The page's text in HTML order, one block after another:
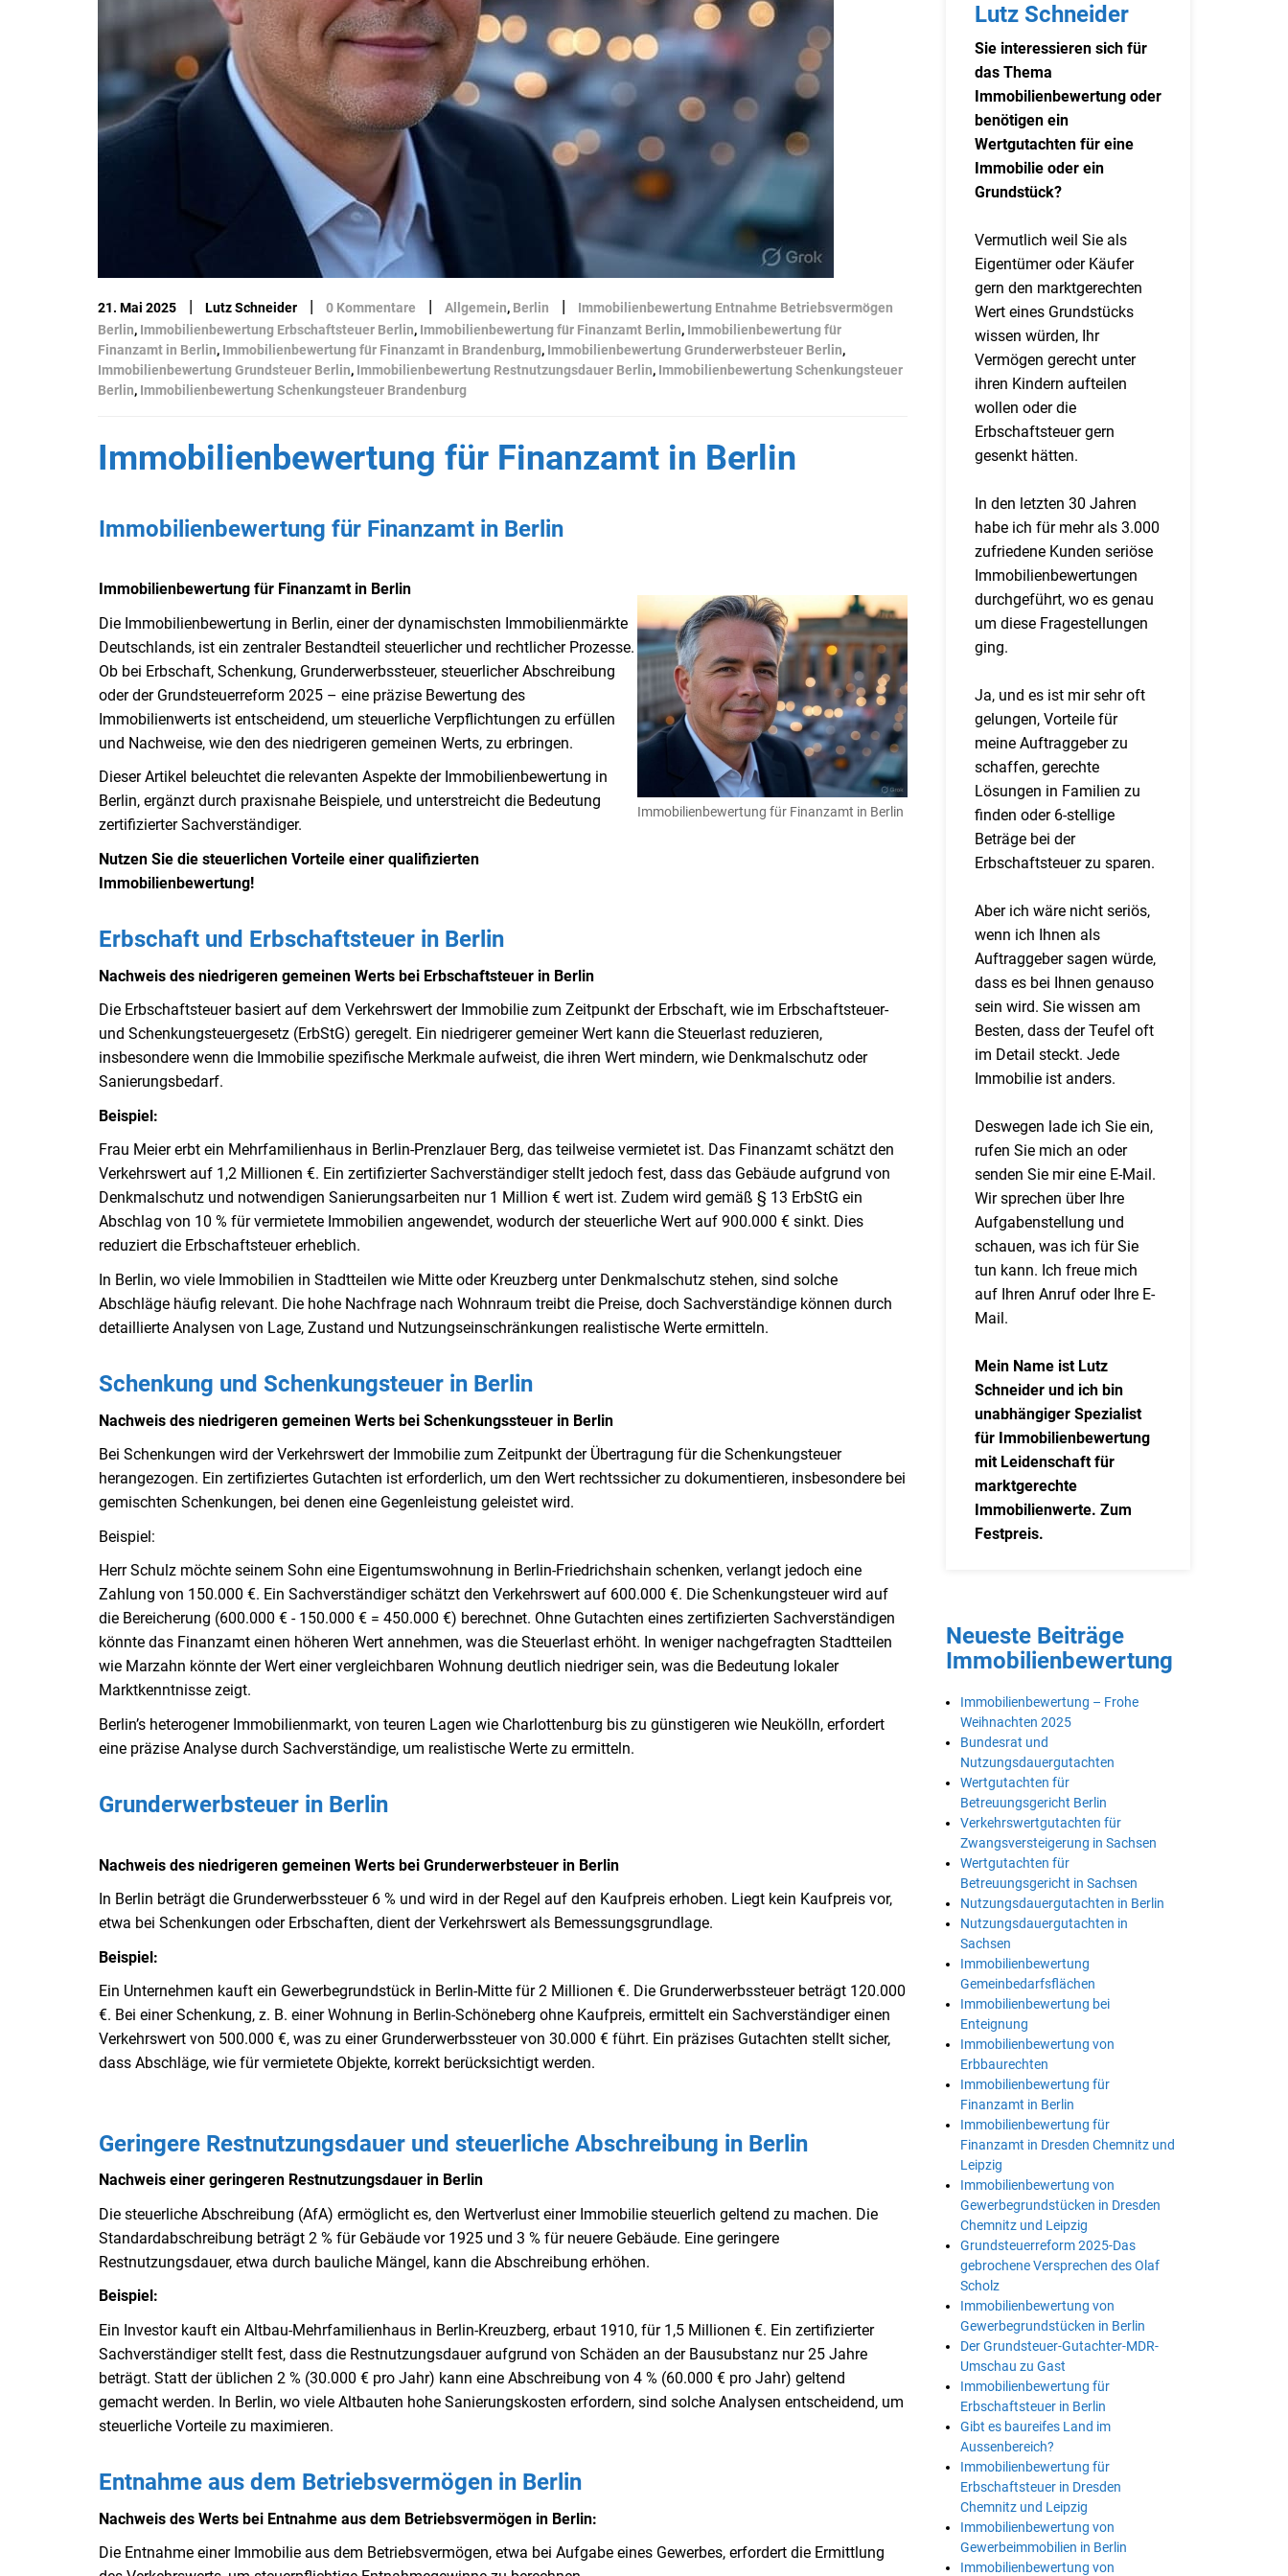
21. Mai 2025 | Lutz Schneider | 0 Kommentare | Allgemein, Berlin |
Immobilienbewertung Entnahme Betriebsvermögen
Berlin, Immobilienbewertung Erbschaftsteuer Berlin, Immobilienbewertung für Finanzamt Berlin, Immobilienbewertung für
Finanzamt in Berlin, Immobilienbewertung für Finanzamt in Brandenburg, Immobilienbewertung Grunderwerbsteuer Berlin,
Immobilienbewertung Grundsteuer Berlin, Immobilienbewertung Restnutzungsdauer Berlin, Immobilienbewertung Schenkungsteuer
Berlin, Immobilienbewertung Schenkungsteuer Brandenburg
Immobilienbewertung für Finanzamt in Berlin
Immobilienbewertung für Finanzamt in Berlin
Immobilienbewertung für Finanzamt in Berlin
Die Immobilienbewertung in Berlin, einer der dynamischsten Immobilienmärkte
Deutschlands, ist ein zentraler Bestandteil steuerlicher und rechtlicher Prozesse.
Ob bei Erbschaft, Schenkung, Grunderwerbssteuer, steuerlicher Abschreibung
oder der Grundsteuerreform 2025 – eine präzise Bewertung des
Immobilienwerts ist entscheidend, um steuerliche Verpflichtungen zu erfüllen
und Nachweise, wie den des niedrigeren gemeinen Werts, zu erbringen.
Dieser Artikel beleuchtet die relevanten Aspekte der Immobilienbewertung in
Berlin, ergänzt durch praxisnahe Beispiele, und unterstreicht die Bedeutung
zertifizierter Sachverständiger.
Nutzen Sie die steuerlichen Vorteile einer qualifizierten
Immobilienbewertung!
Immobilienbewertung für Finanzamt in Berlin
Erbschaft und Erbschaftsteuer in Berlin
Nachweis des niedrigeren gemeinen Werts bei Erbschaftsteuer in Berlin
Die Erbschaftsteuer basiert auf dem Verkehrswert der Immobilie zum Zeitpunkt der Erbschaft, wie im Erbschaftsteuer-
und Schenkungsteuergesetz (ErbStG) geregelt. Ein niedrigerer gemeiner Wert kann die Steuerlast reduzieren,
insbesondere wenn die Immobilie spezifische Merkmale aufweist, die ihren Wert mindern, wie Denkmalschutz oder
Sanierungsbedarf.
Beispiel:
Frau Meier erbt ein Mehrfamilienhaus in Berlin-Prenzlauer Berg, das teilweise vermietet ist. Das Finanzamt schätzt den
Verkehrswert auf 1,2 Millionen €. Ein zertifizierter Sachverständiger stellt jedoch fest, dass das Gebäude aufgrund von
Denkmalschutz und notwendigen Sanierungsarbeiten nur 1 Million € wert ist. Zudem wird gemäß § 13 ErbStG ein
Abschlag von 10 % für vermietete Immobilien angewendet, wodurch der steuerliche Wert auf 900.000 € sinkt. Dies
reduziert die Erbschaftsteuer erheblich.
In Berlin, wo viele Immobilien in Stadtteilen wie Mitte oder Kreuzberg unter Denkmalschutz stehen, sind solche
Abschläge häufig relevant. Die hohe Nachfrage nach Wohnraum treibt die Preise, doch Sachverständige können durch
detaillierte Analysen von Lage, Zustand und Nutzungseinschränkungen realistische Werte ermitteln.
Schenkung und Schenkungsteuer in Berlin
Nachweis des niedrigeren gemeinen Werts bei Schenkungssteuer in Berlin
Bei Schenkungen wird der Verkehrswert der Immobilie zum Zeitpunkt der Übertragung für die Schenkungsteuer
herangezogen. Ein zertifiziertes Gutachten ist erforderlich, um den Wert rechtssicher zu dokumentieren, insbesondere bei
gemischten Schenkungen, bei denen eine Gegenleistung geleistet wird.
Beispiel:
Herr Schulz möchte seinem Sohn eine Eigentumswohnung in Berlin-Friedrichshain schenken, verlangt jedoch eine
Zahlung von 150.000 €. Ein Sachverständiger schätzt den Verkehrswert auf 600.000 €. Die Schenkungsteuer wird auf
die Bereicherung (600.000 € - 150.000 € = 450.000 €) berechnet. Ohne Gutachten eines zertifizierten Sachverständigen
könnte das Finanzamt einen höheren Wert annehmen, was die Steuerlast erhöht. In weniger nachgefragten Stadtteilen
wie Marzahn könnte der Wert einer vergleichbaren Wohnung deutlich niedriger sein, was die Bedeutung lokaler
Marktkenntnisse zeigt.
Berlin’s heterogener Immobilienmarkt, von teuren Lagen wie Charlottenburg bis zu günstigeren wie Neukölln, erfordert
eine präzise Analyse durch Sachverständige, um realistische Werte zu ermitteln.
Grunderwerbsteuer in Berlin
Nachweis des niedrigeren gemeinen Werts bei Grunderwerbsteuer in Berlin
In Berlin beträgt die Grunderwerbssteuer 6 % und wird in der Regel auf den Kaufpreis erhoben. Liegt kein Kaufpreis vor,
etwa bei Schenkungen oder Erbschaften, dient der Verkehrswert als Bemessungsgrundlage.
Beispiel:
Ein Unternehmen kauft ein Gewerbegrundstück in Berlin-Mitte für 2 Millionen €. Die Grunderwerbssteuer beträgt 120.000
€. Bei einer Schenkung, z. B. einer Wohnung in Berlin-Schöneberg ohne Kaufpreis, ermittelt ein Sachverständiger einen
Verkehrswert von 500.000 €, was zu einer Grunderwerbssteuer von 30.000 € führt. Ein präzises Gutachten stellt sicher,
dass Abschläge, wie für vermietete Objekte, korrekt berücksichtigt werden.
Geringere Restnutzungsdauer und steuerliche Abschreibung in Berlin
Nachweis einer geringeren Restnutzungsdauer in Berlin
Die steuerliche Abschreibung (AfA) ermöglicht es, den Wertverlust einer Immobilie steuerlich geltend zu machen. Die
Standardabschreibung beträgt 2 % für Gebäude vor 1925 und 3 % für neuere Gebäude. Eine geringere
Restnutzungsdauer, etwa durch bauliche Mängel, kann die Abschreibung erhöhen.
Beispiel:
Ein Investor kauft ein Altbau-Mehrfamilienhaus in Berlin-Kreuzberg, erbaut 1910, für 1,5 Millionen €. Ein zertifizierter
Sachverständiger stellt fest, dass die Restnutzungsdauer aufgrund von Schäden an der Bausubstanz nur 25 Jahre
beträgt. Statt der üblichen 2 % (30.000 € pro Jahr) kann eine Abschreibung von 4 % (60.000 € pro Jahr) geltend
gemacht werden. In Berlin, wo viele Altbauten hohe Sanierungskosten erfordern, sind solche Analysen entscheidend, um
steuerliche Vorteile zu maximieren.
Entnahme aus dem Betriebsvermögen in Berlin
Nachweis des Werts bei Entnahme aus dem Betriebsvermögen in Berlin:
Die Entnahme einer Immobilie aus dem Betriebsvermögen, etwa bei Aufgabe eines Gewerbes, erfordert die Ermittlung
Lutz Schneider
Sie interessieren sich für
das Thema
Immobilienbewertung oder
benötigen ein
Wertgutachten für eine
Immobilie oder ein
Grundstück?
Vermutlich weil Sie als
Eigentümer oder Käufer
gern den marktgerechten
Wert eines Grundstücks
wissen würden, Ihr
Vermögen gerecht unter
ihren Kindern aufteilen
wollen oder die
Erbschaftsteuer gern
gesenkt hätten.
In den letzten 30 Jahren
habe ich für mehr als 3.000
zufriedene Kunden seriöse
Immobilienbewertungen
durchgeführt, wo es genau
um diese Fragestellungen
ging.
Ja, und es ist mir sehr oft
gelungen, Vorteile für
meine Auftraggeber zu
schaffen, gerechte
Lösungen in Familien zu
finden oder 6-stellige
Beträge bei der
Erbschaftsteuer zu sparen.
Aber ich wäre nicht seriös,
wenn ich Ihnen als
Auftraggeber sagen würde,
dass es bei Ihnen genauso
sein wird. Sie wissen am
Besten, dass der Teufel oft
im Detail steckt. Jede
Immobilie ist anders.
Deswegen lade ich Sie ein,
rufen Sie mich an oder
senden Sie mir eine E-Mail.
Wir sprechen über Ihre
Aufgabenstellung und
schauen, was ich für Sie
tun kann. Ich freue mich
auf Ihren Anruf oder Ihre E-
Mail.
Mein Name ist Lutz
Schneider und ich bin
unabhängiger Spezialist
für Immobilienbewertung
mit Leidenschaft für
marktgerechte
Immobilienwerte. Zum
Festpreis.
Neueste Beiträge
Immobilienbewertung
Immobilienbewertung – Frohe
Weihnachten 2025
Bundesrat und
Nutzungsdauergutachten
Wertgutachten für
Betreuungsgericht Berlin
Verkehrswertgutachten für
Zwangsversteigerung in Sachsen
Wertgutachten für
Betreuungsgericht in Sachsen
Nutzungsdauergutachten in Berlin
Nutzungsdauergutachten in
Sachsen
Immobilienbewertung
Gemeinbedarfsflächen
Immobilienbewertung bei
Enteignung
Immobilienbewertung von
Erbbaurechten
Immobilienbewertung für
Finanzamt in Berlin
Immobilienbewertung für
Finanzamt in Dresden Chemnitz und
Leipzig
Immobilienbewertung von
Gewerbegrundstücken in Dresden
Chemnitz und Leipzig
Grundsteuerreform 2025-Das
gebrochene Versprechen des Olaf
Scholz
Immobilienbewertung von
Gewerbegrundstücken in Berlin
Der Grundsteuer-Gutachter-MDR-
Umschau zu Gast
Immobilienbewertung für
Erbschaftsteuer in Berlin
Gibt es baureifes Land im
Aussenbereich?
Immobilienbewertung für
Erbschaftsteuer in Dresden
Chemnitz und Leipzig
Immobilienbewertung von
Gewerbeimmobilien in Berlin
Immobilienbewertung von